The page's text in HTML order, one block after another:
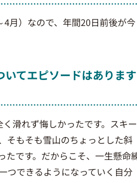
4月）なので、年間20日前後が今
いてエピソードはあります
滑れず悔しかったです。スキー
そもそも雪山のちょっとした斜
たです。だからこそ、一生懸命
つできるようになっていく自分